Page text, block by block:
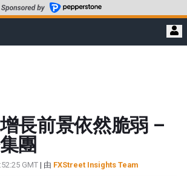
長前景依然脆弱 –
團
GMT | 由 FXStreet Insights Team